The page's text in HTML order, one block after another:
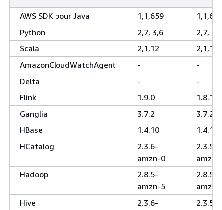
AWS SDK pour Java 1,1,659
1,1,615
Python
2,7, 3,6
2,7, 3,6
Scala
2,1,12
2,1,12
AmazonCloudWatchAgent
-
-
Delta
-
-
Flink
1.9.0
1.8.1
Ganglia
3.7.2
3.7.2
HBase
1.4.10
1.4.10
HCatalog
2.3.6-
amzn-0
2.3.5-
amzn-
Hadoop
2.8.5-
amzn-5
2.8.5-
amzn-
Hive
2.3.6-
2.3.5-